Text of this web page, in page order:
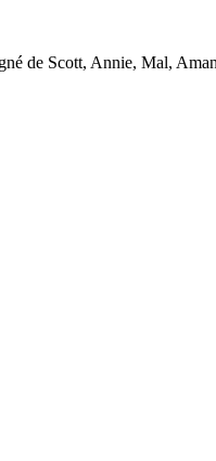
de Scott, Annie, Mal,